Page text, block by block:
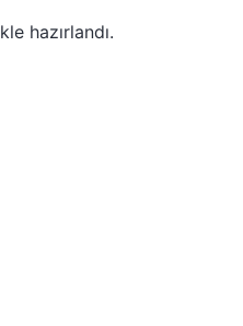
hazırlandı.